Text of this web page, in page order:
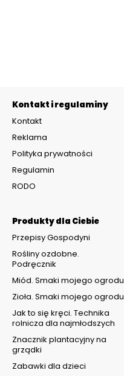
Kontakt i regulaminy
Kontakt
Reklama
Polityka prywatności
Regulamin
RODO
Produkty dla Ciebie
Przepisy Gospodyni
Rośliny ozdobne.
Podręcznik
Miód. Smaki mojego ogrodu
Zioła. Smaki mojego ogrodu
Jak to się kręci. Technika
rolnicza dla najmłodszych
Znacznik plantacyjny na
grządki
Zabawki dla dzieci